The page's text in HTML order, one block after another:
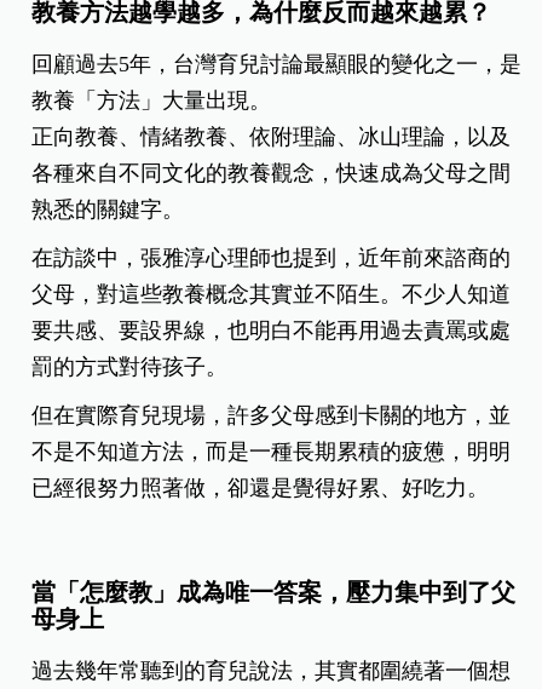
教養方法越學越多，為什麼反而越來越累？
回顧過去5年，台灣育兒討論最顯眼的變化之一，是
教養「方法」大量出現。
正向教養、情緒教養、依附理論、冰山理論，以及
各種來自不同文化的教養觀念，快速成為父母之間
熟悉的關鍵字。
在訪談中，張雅淳心理師也提到，近年前來諮商的
父母，對這些教養概念其實並不陌生。不少人知道
要共感、要設界線，也明白不能再用過去責罵或處
罰的方式對待孩子。
但在實際育兒現場，許多父母感到卡關的地方，並
不是不知道方法，而是一種長期累積的疲憊，明明
已經很努力照著做，卻還是覺得好累、好吃力。
當「怎麼教」成為唯一答案，壓力集中到了父
母身上
過去幾年常聽到的育兒說法，其實都圍繞著一個想